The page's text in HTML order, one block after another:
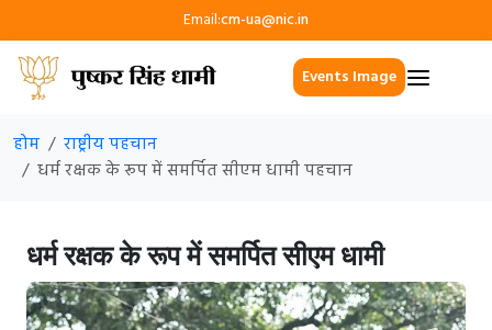
Email:cm-ua@nic.in
Events Image
होम
राष्ट्रीय पहचान
धर्म रक्षक के रूप में समर्पित सीएम धामी पहचान
धर्म रक्षक के रूप में समर्पित सीएम धामी